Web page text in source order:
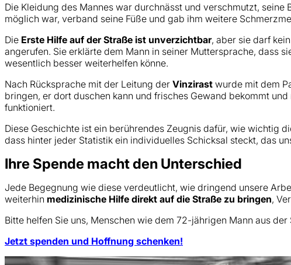
Die Kleidung des Mannes war durchnässt und verschmutzt,
möglich war, verband seine Füße und gab ihm weitere
Die Erste Hilfe auf der Straße ist unverzichtbar, aber sie darf
angerufen. Sie erklärte dem Mann in seiner Muttersprache, dass
wesentlich besser weiterhelfen könne.
Nach Rücksprache mit der Leitung der Vinzirast wurde mit dem
bringen, er dort duschen kann und frisches Gewand bekommt
funktioniert.
Diese Geschichte ist ein berührendes Zeugnis dafür, wie wichtig
dass hinter jeder Statistik ein individuelles Schicksal steckt, das
Ihre Spende macht den Unterschied
Jede Begegnung wie diese verdeutlicht, wie dringend unsere
weiterhin medizinische Hilfe direkt auf die Straße zu bringen,
Bitte helfen Sie uns, Menschen wie dem 72-jährigen Mann aus
Jetzt spenden und Hoffnung schenken!